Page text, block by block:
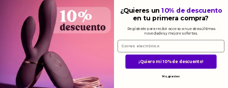
€
Ver el producto
37.83
Ver el producto
¿Quieres un10% de descuento
en tu primera compra?
Regístrate para recibir acceso a nuestras últimas
novedades y mejores ofertas.
Email
¡Quiero mi 10% de descuento!
No, gracias